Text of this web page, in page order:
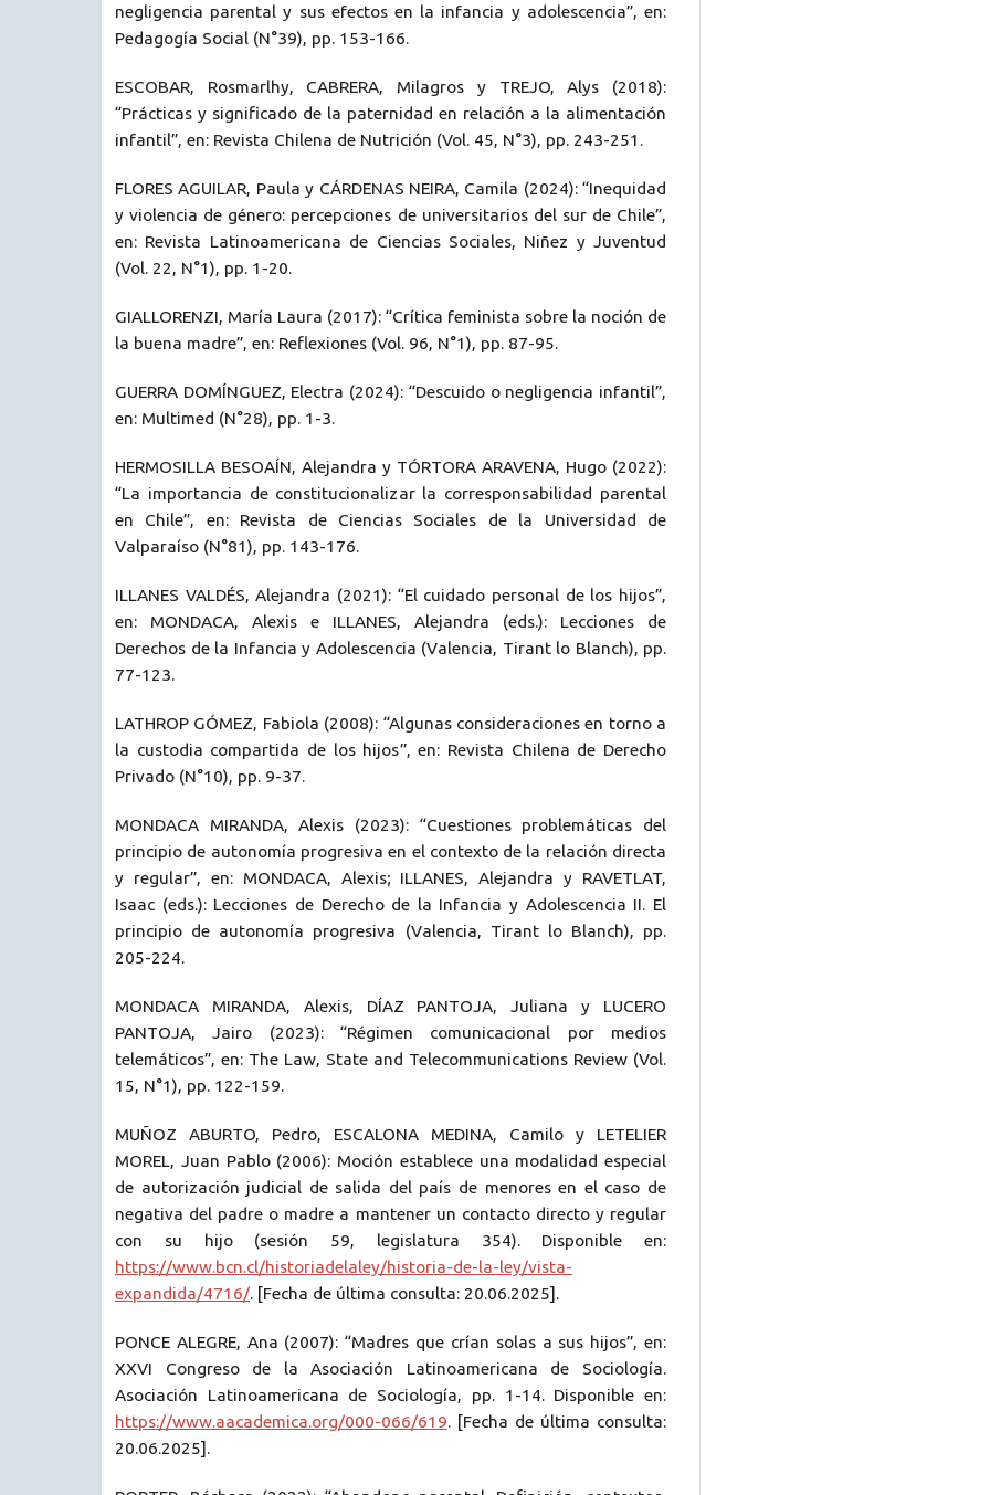
negligencia parental y sus efectos en la infancia y adolescencia”, en:
Pedagogía Social (N°39), pp. 153-166.
ESCOBAR, Rosmarlhy, CABRERA, Milagros y TREJO, Alys (2018):
“Prácticas y significado de la paternidad en relación a la alimentación
infantil”, en: Revista Chilena de Nutrición (Vol. 45, N°3), pp. 243-251.
FLORES AGUILAR, Paula y CÁRDENAS NEIRA, Camila (2024): “Inequidad
y violencia de género: percepciones de universitarios del sur de Chile”,
en: Revista Latinoamericana de Ciencias Sociales, Niñez y Juventud
(Vol. 22, N°1), pp. 1-20.
GIALLORENZI, María Laura (2017): “Crítica feminista sobre la noción de
la buena madre”, en: Reflexiones (Vol. 96, N°1), pp. 87-95.
GUERRA DOMÍNGUEZ, Electra (2024): “Descuido o negligencia infantil”,
en: Multimed (N°28), pp. 1-3.
HERMOSILLA BESOAÍN, Alejandra y TÓRTORA ARAVENA, Hugo (2022):
“La importancia de constitucionalizar la corresponsabilidad parental
en Chile”, en: Revista de Ciencias Sociales de la Universidad de
Valparaíso (N°81), pp. 143-176.
ILLANES VALDÉS, Alejandra (2021): “El cuidado personal de los hijos”,
en: MONDACA, Alexis e ILLANES, Alejandra (eds.): Lecciones de
Derechos de la Infancia y Adolescencia (Valencia, Tirant lo Blanch), pp.
77-123.
LATHROP GÓMEZ, Fabiola (2008): “Algunas consideraciones en torno a
la custodia compartida de los hijos”, en: Revista Chilena de Derecho
Privado (N°10), pp. 9-37.
MONDACA MIRANDA, Alexis (2023): “Cuestiones problemáticas del
principio de autonomía progresiva en el contexto de la relación directa
y regular”, en: MONDACA, Alexis; ILLANES, Alejandra y RAVETLAT,
Isaac (eds.): Lecciones de Derecho de la Infancia y Adolescencia II. El
principio de autonomía progresiva (Valencia, Tirant lo Blanch), pp.
205-224.
MONDACA MIRANDA, Alexis, DÍAZ PANTOJA, Juliana y LUCERO
PANTOJA, Jairo (2023): “Régimen comunicacional por medios
telemáticos”, en: The Law, State and Telecommunications Review (Vol.
15, N°1), pp. 122-159.
MUÑOZ ABURTO, Pedro, ESCALONA MEDINA, Camilo y LETELIER
MOREL, Juan Pablo (2006): Moción establece una modalidad especial
de autorización judicial de salida del país de menores en el caso de
negativa del padre o madre a mantener un contacto directo y regular
con su hijo (sesión 59, legislatura 354). Disponible en:
https://www.bcn.cl/historiadelaley/historia-de-la-ley/vista-
expandida/4716/. [Fecha de última consulta: 20.06.2025].
PONCE ALEGRE, Ana (2007): “Madres que crían solas a sus hijos”, en:
XXVI Congreso de la Asociación Latinoamericana de Sociología.
Asociación Latinoamericana de Sociología, pp. 1-14. Disponible en:
https://www.aacademica.org/000-066/619. [Fecha de última consulta:
20.06.2025].